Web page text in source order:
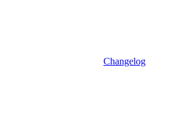
Changelog